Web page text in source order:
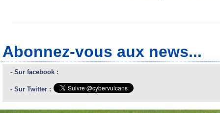
Abonnez-vous aux news...
- Sur facebook :
- Sur Twitter :